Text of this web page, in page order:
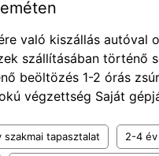
való kiszállás autóval
szállításában történő
beöltözés 1-2 órás
végzettség Saját
szakmai tapasztalat 2-4 év